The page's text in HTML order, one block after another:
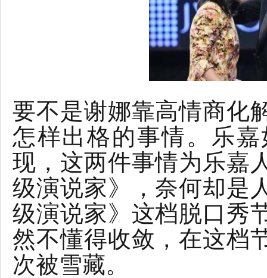
要不是谢娜靠高情商化
怎样出格的事情。乐
现，这两件事情为乐嘉
级演说家》，奈何却是
级演说家》这档脱口秀
然不懂得收敛，在这档
次被雪藏。